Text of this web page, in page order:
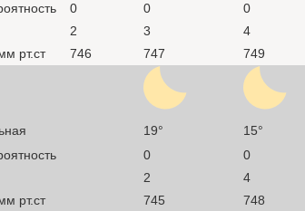
0 0 0
2 3 4
рт.ст
746 747 749
19° 15°
0 0
2 4
рт.ст
745 748